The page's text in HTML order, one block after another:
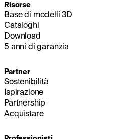
Risorse
Base di modelli 3D
Cataloghi
Download
5 anni di garanzia
Partner
Sostenibilità
Ispirazione
Partnership
Acquistare